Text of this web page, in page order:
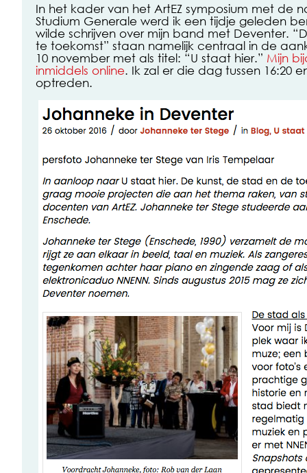
In het kader van het ArtEZ symposium met de
Studium Generale werd ik een tijdje geleden
wilde schrijven over mijn band met Deventer.
te toekomst” staan namelijk centraal in de
10 november met als titel: “U staat hier.” Mijn
inmiddels online. Ik zal er die dag tussen 16:20
optreden.